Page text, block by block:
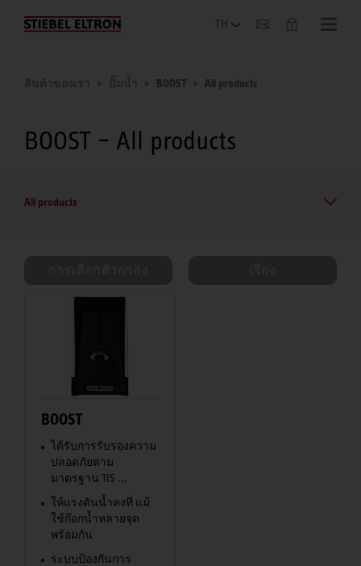
เกี่ยวกับองค์กร
สินค้าของเรา ปั๊มน้ำ BOOST All products
BOOST – All products
All products
BOOST
ได้รับการรับรองความ
ปลอดภัยตาม
มาตรฐาน TIS ...
ให้แรงดันน้ำคงที่ แม้
ใช้ก๊อกน้ำหลายจุด
พร้อมกัน
ระบบป้องกันการ